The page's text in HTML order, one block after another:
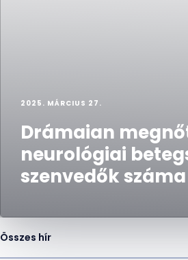
2025. MÁRCIUS 27.
Drámaian
neurológiai
szenvedők száma
Összes hír